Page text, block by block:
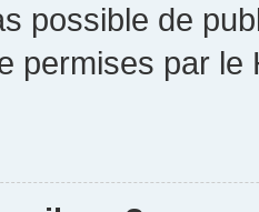
possible de
permises par